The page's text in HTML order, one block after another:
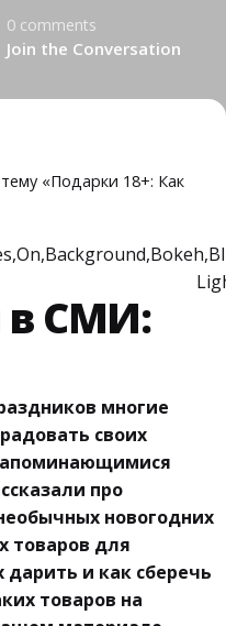
0 comments
Join the Conversation
«Подарки 18+: Как
в СМИ:
многие
своих
про
новогодних
товаров для
и как сберечь
товаров на